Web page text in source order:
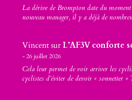
La dérive de Brompton date du
nouveau manager, il y a déjà de
VincentsurL’AF3V conforte
26 juillet 2026
Cela leur permet de voir arriver les
cyclistes d’éviter de devoir « sonnetter